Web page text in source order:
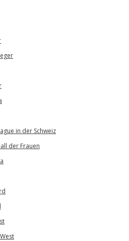
in der Schweiz
der Frauen